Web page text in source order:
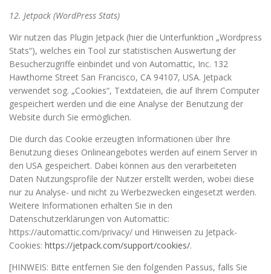
12. Jetpack (WordPress Stats)
Wir nutzen das Plugin Jetpack (hier die Unterfunktion „Wordpress
Stats“), welches ein Tool zur statistischen Auswertung der
Besucherzugriffe einbindet und von Automattic, Inc. 132
Hawthorne Street San Francisco, CA 94107, USA. Jetpack
verwendet sog. „Cookies“, Textdateien, die auf Ihrem Computer
gespeichert werden und die eine Analyse der Benutzung der
Website durch Sie ermöglichen.
Die durch das Cookie erzeugten Informationen über Ihre
Benutzung dieses Onlineangebotes werden auf einem Server in
den USA gespeichert. Dabei können aus den verarbeiteten
Daten Nutzungsprofile der Nutzer erstellt werden, wobei diese
nur zu Analyse- und nicht zu Werbezwecken eingesetzt werden.
Weitere Informationen erhalten Sie in den
Datenschutzerklärungen von Automattic:
https://automattic.com/privacy/ und Hinweisen zu Jetpack-
Cookies: https://jetpack.com/support/cookies/.
[HINWEIS: Bitte entfernen Sie den folgenden Passus, falls Sie